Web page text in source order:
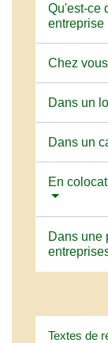
Qu'est-ce
entreprise
Chez vous
Dans un
Dans un
En
Dans une
Textes de